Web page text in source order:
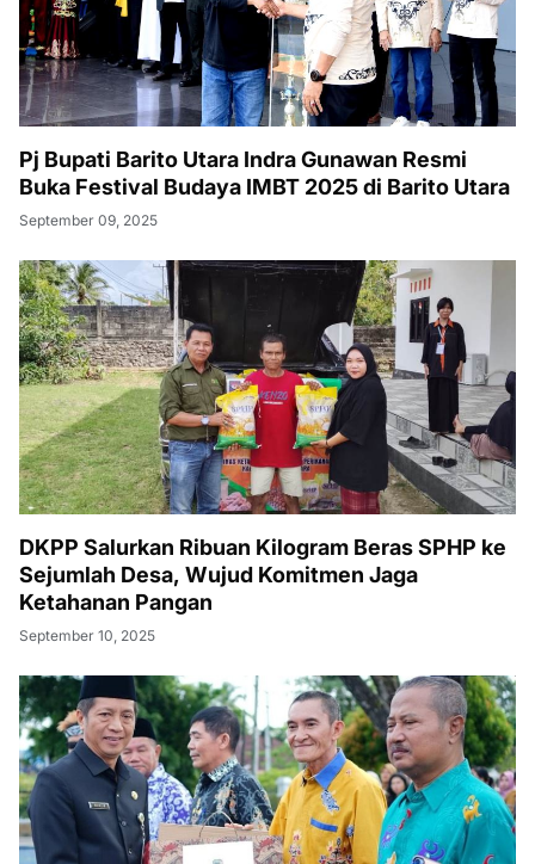
Pj Bupati Barito Utara Indra Gunawan Resmi
Buka Festival Budaya IMBT 2025 di Barito Utara
September 09, 2025
DKPP Salurkan Ribuan Kilogram Beras SPHP ke
Sejumlah Desa, Wujud Komitmen Jaga
Ketahanan Pangan
September 10, 2025